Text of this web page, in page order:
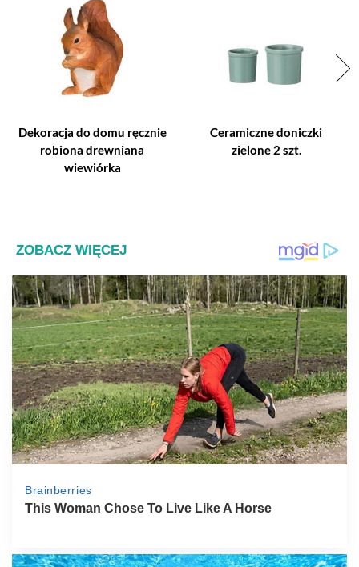
Dekoracja do domu ręcznie
robiona drewniana
wiewiórka
Ceramiczne doniczki
zielone 2 szt.